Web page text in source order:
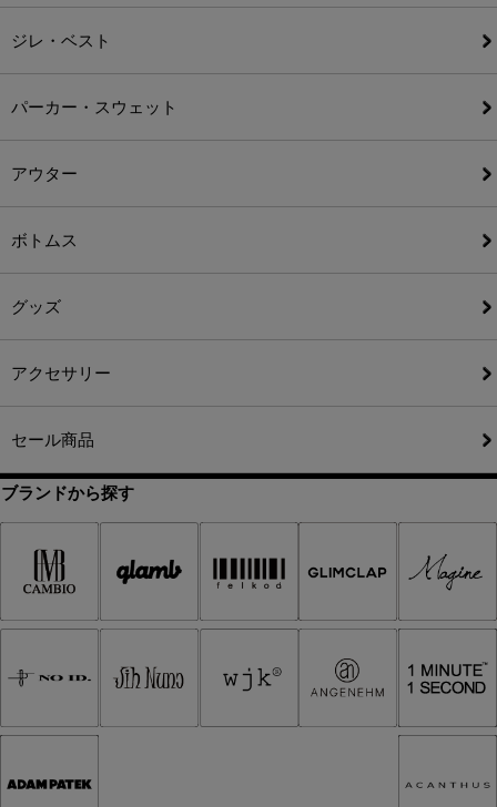
ジレ・ベスト
パーカー・スウェット
アウター
ボトムス
グッズ
アクセサリー
セール商品
ブランドから探す